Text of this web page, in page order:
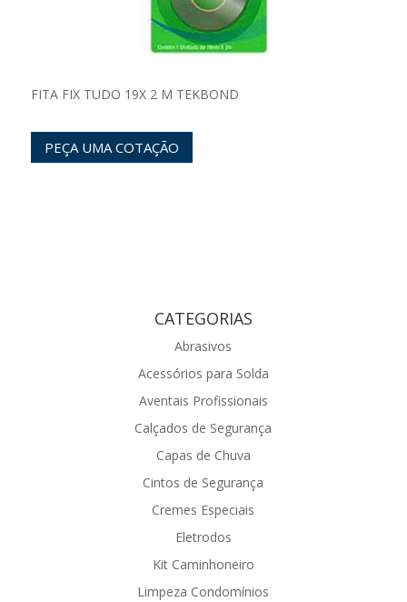
FITA FIX TUDO 19X 2 M TEKBOND
PEÇA UMA COTAÇÃO
CATEGORIAS
Abrasivos
Acessórios para Solda
Aventais Profissionais
Calçados de Segurança
Capas de Chuva
Cintos de Segurança
Cremes Especiais
Eletrodos
Kit Caminhoneiro
Limpeza Condomínios